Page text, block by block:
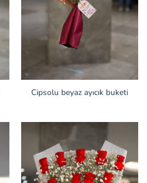
Cipsolu beyaz ayıcık buketi